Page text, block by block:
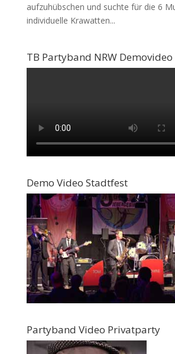
aufzuhübschen und suchte für die 6
individuelle Krawatten...
TB Partyband NRW
Demo Video Stadtfest
Partyband Video Privatparty